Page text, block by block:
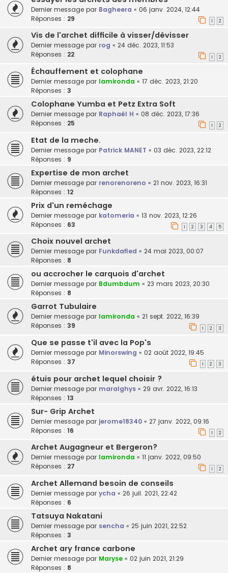
Dernier message par Bagheera « 06 janv. 2024, 12:44
Réponses : 29 1 2
Vis de l'archet difficile à visser/dévisser
Dernier message par rog « 24 déc. 2023, 11:53
Réponses : 22 1 2
Échauffement et colophane
Dernier message par lamironda « 17 déc. 2023, 21:20
Réponses : 3
Colophane Yumba et Petz Extra Soft
Dernier message par Raphaël H « 08 déc. 2023, 17:36
Réponses : 25 1 2
Etat de la meche.
Dernier message par Patrick MANET « 03 déc. 2023, 22:12
Réponses : 9
Expertise de mon archet
Dernier message par renorenoreno « 21 nov. 2023, 16:31
Réponses : 12
Prix d'un reméchage
Dernier message par katomeria « 13 nov. 2023, 12:26
Réponses : 63 1 2 3 4 5
Choix nouvel archet
Dernier message par Funkdafied « 24 mai 2023, 00:07
Réponses : 8
ou accrocher le carquois d'archet
Dernier message par Bdumbdum « 23 mars 2023, 20:30
Réponses : 8
Garrot Tubulaire
Dernier message par lamironda « 21 sept. 2022, 16:39
Réponses : 39 1 2 3
Que se passe t'il avec la Pop's
Dernier message par Minorswing « 02 août 2022, 19:45
Réponses : 37 1 2 3
étuis pour archet lequel choisir ?
Dernier message par maralghys « 29 avr. 2022, 16:13
Réponses : 13
Sur- Grip Archet
Dernier message par jerome18340 « 27 janv. 2022, 09:16
Réponses : 16 1 2
Archet Augagneur et Bergeron?
Dernier message par lamironda « 11 janv. 2022, 09:50
Réponses : 27 1 2
Archet Allemand besoin de conseils
Dernier message par ycha « 26 juil. 2021, 22:42
Réponses : 6
Tatsuya Nakatani
Dernier message par sencha « 25 juin 2021, 22:52
Réponses : 3
Archet ary france carbone
Dernier message par Maryse « 02 juin 2021, 21:29
Réponses : 8